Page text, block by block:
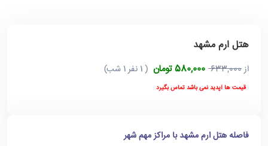
هتل ارم مشهد
از633,000 580,000 تومان ( 1 نفر 1 شب)
قیمت ها آپدید نمی باشد تماس بگیرد
فاصله هتل ارم مشهد با مراکز مهم شهر